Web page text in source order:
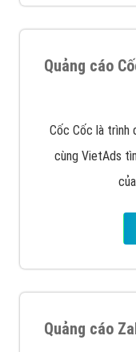
Quảng cáo
Cốc Cốc là trình
cùng VietAds
Quảng cáo